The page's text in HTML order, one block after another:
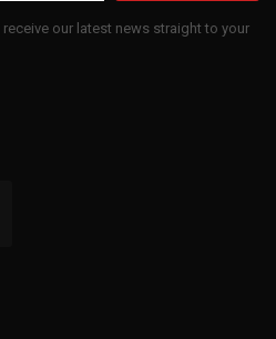
our latest news straight to your